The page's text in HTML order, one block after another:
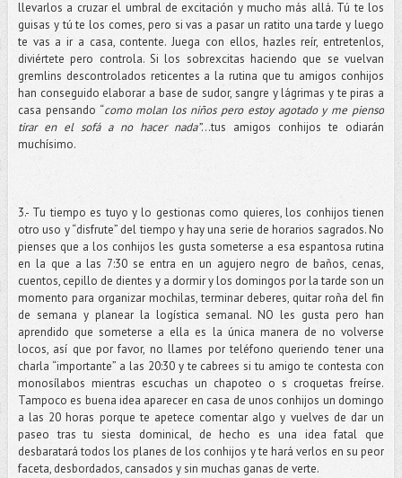
llevarlos a cruzar el umbral de excitación y mucho más allá. Tú te los
guisas y tú te los comes, pero si vas a pasar un ratito una tarde y luego
te vas a ir a casa, contente. Juega con ellos, hazles reír, entretenlos,
diviértete pero controla. Si los sobrexcitas haciendo que se vuelvan
gremlins descontrolados reticentes a la rutina que tu amigos conhijos
han conseguido elaborar a base de sudor, sangre y lágrimas y te piras a
casa pensando “como molan los niños pero estoy agotado y me pienso
tirar en el sofá a no hacer nada”…tus amigos conhijos te odiarán
muchísimo.
3.- Tu tiempo es tuyo y lo gestionas como quieres, los conhijos tienen
otro uso y “disfrute” del tiempo y hay una serie de horarios sagrados. No
pienses que a los conhijos les gusta someterse a esa espantosa rutina
en la que a las 7:30 se entra en un agujero negro de baños, cenas,
cuentos, cepillo de dientes y a dormir y los domingos por la tarde son un
momento para organizar mochilas, terminar deberes, quitar roña del fin
de semana y planear la logística semanal. NO les gusta pero han
aprendido que someterse a ella es la única manera de no volverse
locos, así que por favor, no llames por teléfono queriendo tener una
charla “importante” a las 20:30 y te cabrees si tu amigo te contesta con
monosílabos mientras escuchas un chapoteo o s croquetas freírse.
Tampoco es buena idea aparecer en casa de unos conhijos un domingo
a las 20 horas porque te apetece comentar algo y vuelves de dar un
paseo tras tu siesta dominical, de hecho es una idea fatal que
desbaratará todos los planes de los conhijos y te hará verlos en su peor
faceta, desbordados, cansados y sin muchas ganas de verte.